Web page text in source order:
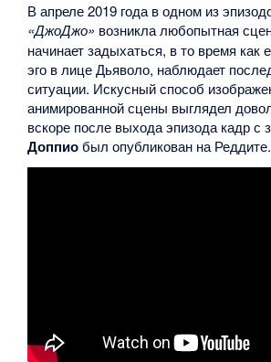
В апреле 2019 года в одном из
«ДжоДжо» возникла любопытная
начинает задыхаться, в то время как
эго в лице Дьяволо, наблюдает
ситуации. Искусный способ
анимированной сцены выглядел
вскоре после выхода эпизода кадр
Доппиобыл опубликован на Реддите.